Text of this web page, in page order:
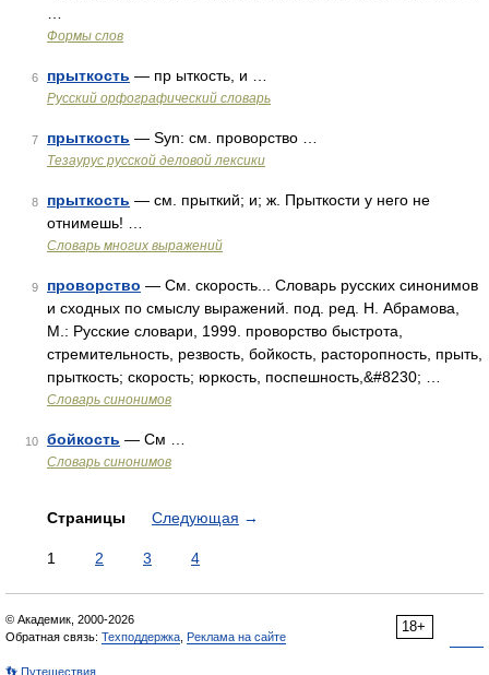
Формы слов
6 прыткость — пр ыткость, и …
Русский орфографический словарь
7 прыткость — Syn: см. проворство …
Тезаурус русской деловой лексики
8 прыткость — см. прыткий; и; ж. Прыткости у него не
отнимешь! …
Словарь многих выражений
9 проворство — См. скорость... Словарь русских синонимов
и сходных по смыслу выражений. под. ред. Н. Абрамова,
М.: Русские словари, 1999. проворство быстрота,
стремительность, резвость, бойкость, расторопность, прыть,
прыткость; скорость; юркость, поспешность,&#8230; …
Словарь синонимов
10 бойкость — См …
Словарь синонимов
Страницы Следующая →
1 2 3 4
18+
© Академик, 2000-2026
Обратная связь: Техподдержка Реклама на сайте
👣 Путешествия